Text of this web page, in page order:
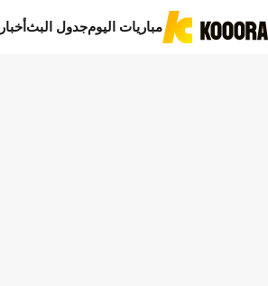
مباريات اليومجدول البثأخبار